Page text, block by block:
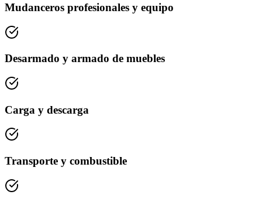
Mudanceros profesionales y equipo
Desarmado y armado de muebles
Carga y descarga
Transporte y combustible